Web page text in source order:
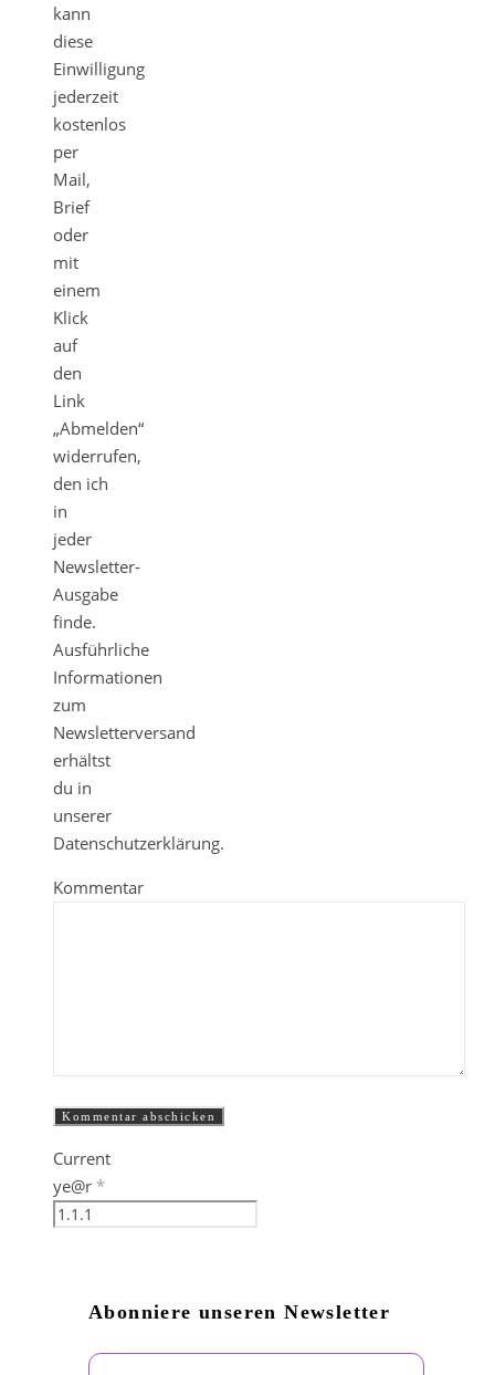
kann
diese
Einwilligung
jederzeit
kostenlos
per
Mail,
Brief
oder
mit
einem
Klick
auf
den
Link
„Abmelden“
widerrufen,
den ich
in
jeder
Newsletter-
Ausgabe
finde.
Ausführliche
Informationen
zum
Newsletterversand
erhältst
du in
unserer
Datenschutzerklärung.
Kommentar
Current
ye@r *
Abonniere unseren Newsletter